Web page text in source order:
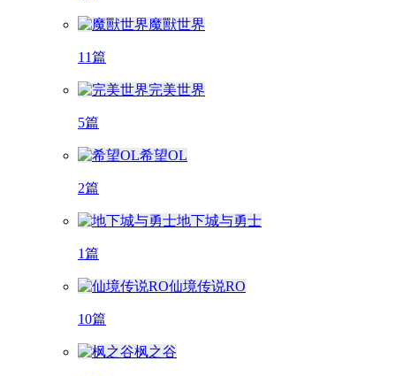
魔獸世界
11篇
完美世界
5篇
希望OL
2篇
地下城与勇士
1篇
仙境传说RO
10篇
枫之谷